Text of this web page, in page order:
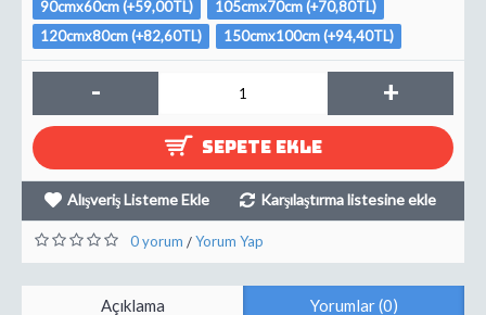
90cmx60cm (+59,00TL)
105cmx70cm (+70,80TL)
120cmx80cm (+82,60TL)
150cmx100cm (+94,40TL)
- +
SEPETE EKLE
Alışveriş Listeme Ekle Karşılaştırma listesine ekle
0 yorum /Yorum Yap
Açıklama Yorumlar (0)